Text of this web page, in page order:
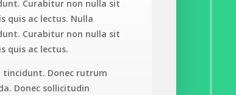
Curabitur non nulla sit
quis ac lectus. Nulla
Curabitur non nulla sit
quis ac lectus.
Donec rutrum
Donec sollicitudin